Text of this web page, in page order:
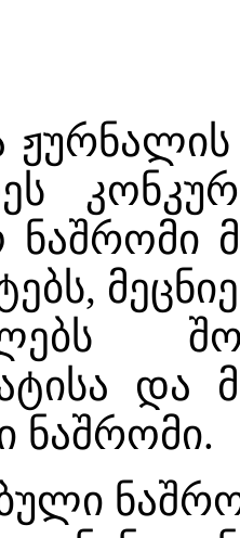
ნაშრომი
და
ნაშრომი.